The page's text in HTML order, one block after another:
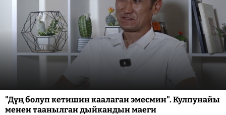
"Дүң болуп кетишин каалаган эмесмин". Кулпунайы
менен таанылган дыйкандын маеги